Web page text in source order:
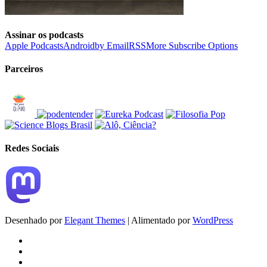
Assinar os podcasts
Apple PodcastsAndroidby EmailRSSMore Subscribe Options
Parceiros
Redes Sociais
Desenhado porElegant Themes | Alimentado porWordPress